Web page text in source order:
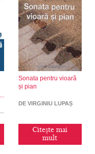
Sonata pentru vioară
și pian
DE VIRGINIU LUPAȘ
Citește mai
mult